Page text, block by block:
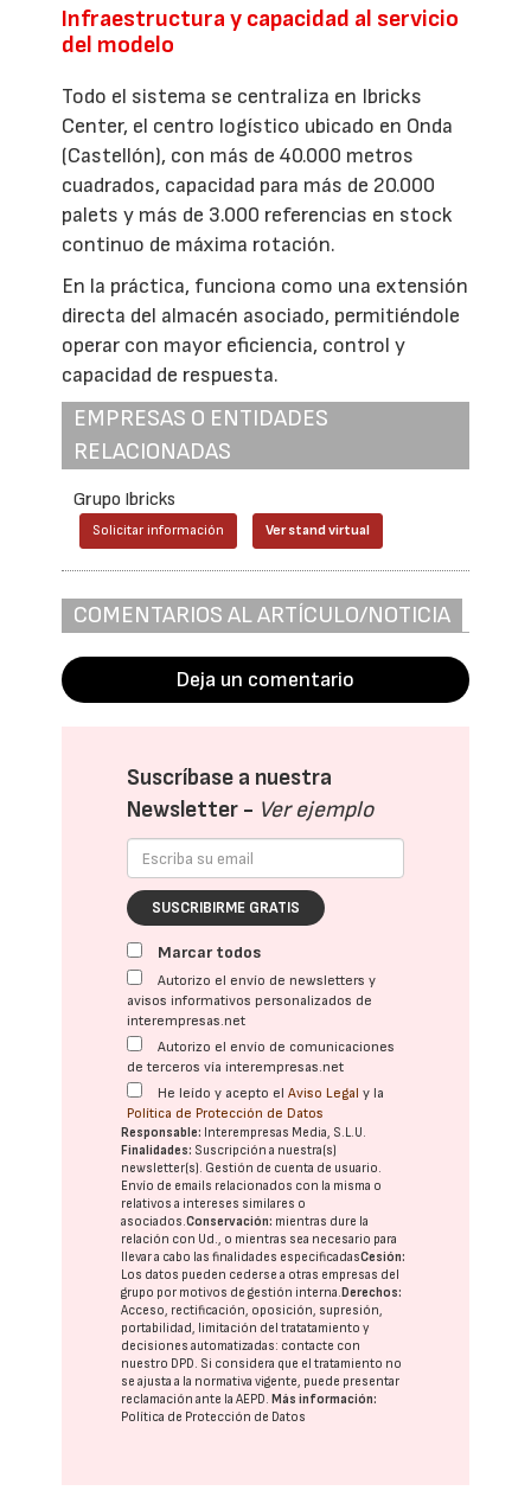
Infraestructura y capacidad al servicio
del modelo
Todo el sistema se centraliza en Ibricks
Center, el centro logístico ubicado en Onda
(Castellón), con más de 40.000 metros
cuadrados, capacidad para más de 20.000
palets y más de 3.000 referencias en stock
continuo de máxima rotación.
En la práctica, funciona como una extensión
directa del almacén asociado, permitiéndole
operar con mayor eficiencia, control y
capacidad de respuesta.
EMPRESAS O ENTIDADES
RELACIONADAS
Grupo Ibricks
Solicitar información Ver stand virtual
COMENTARIOS AL ARTÍCULO/NOTICIA
Deja un comentario
Suscríbase a nuestra
Newsletter - Ver ejemplo
SUSCRIBIRME GRATIS
Marcar todos
Autorizo el envío de newsletters y
avisos informativos personalizados de
interempresas.net
Autorizo el envío de comunicaciones
de terceros vía interempresas.net
He leído y acepto elAviso Legal y la
Política de Protección de Datos
Responsable: Interempresas Media, S.L.U.
Finalidades: Suscripción a nuestra(s)
newsletter(s). Gestión de cuenta de usuario.
Envío de emails relacionados con la misma o
relativos a intereses similares o
asociados.Conservación: mientras dure la
relación con Ud., o mientras sea necesario para
llevar a cabo las finalidades especificadasCesión:
Los datos pueden cederse a otras empresas del
grupo por motivos de gestión interna. Derechos:
Acceso, rectificación, oposición, supresión,
portabilidad, limitación del tratatamiento y
decisiones automatizadas: contacte con
nuestro DPD. Si considera que el tratamiento no
se ajusta a la normativa vigente, puede presentar
reclamación ante laAEPD. Más información:
Política de Protección de Datos